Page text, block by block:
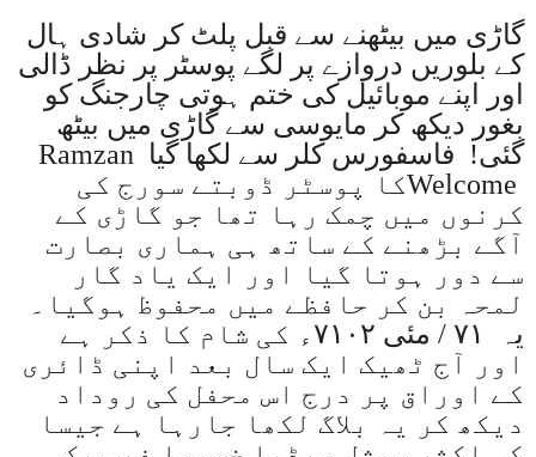
گاڑی میں بیٹھنے سے قبل پلٹ کر شادی ہال
کے بلوریں دروازے پر لگے پوسٹر پر نظر ڈالی
اور اپنے موبائیل کی ختم ہوتی چارجنگ کو
بغور دیکھ کر مایوسی سے گاڑی میں بیٹھ
گئی! فاسفورس کلر سے لکھا گیا Ramzan
Welcomeکا پوسٹر ڈوبتے سورج کی
کرنوں میں چمک رہا تھا جو گاڑی کے
آگے بڑھنے کے ساتھ ہی ہماری بصارت
سے دور ہوتا گیا اور ایک یاد گار
لمحہ بن کر حافظے میں محفوظ ہوگیا۔
یہ
۷۱ / مئی ۷۱۰۲ء کی شام کا ذکر ہے
اور آج ٹھیک ایک سال بعد اپنی ڈائری
کے اوراق پر درج اس محفل کی روداد
دیکھ کر یہ بلاگ لکھا جارہا ہے جیسا